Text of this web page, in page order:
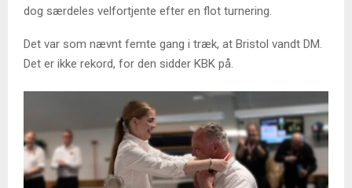
dog særdeles velfortjente efter en flot turnering.
Det var som nævnt femte gang i træk, at Bristol vandt DM.
Det er ikke rekord, for den sidder KBK på.